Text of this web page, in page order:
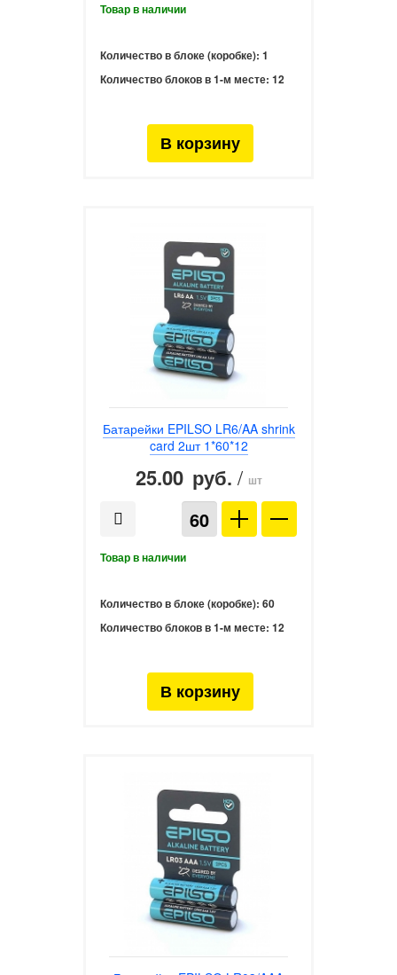
Количество в блоке (коробке): 1
Количество блоков в 1-м месте: 12
Батарейки EPILSO LR6/AA shrink
card 2шт 1*60*12
25.00 руб. / шт
Количество в блоке (коробке): 60
Количество блоков в 1-м месте: 12